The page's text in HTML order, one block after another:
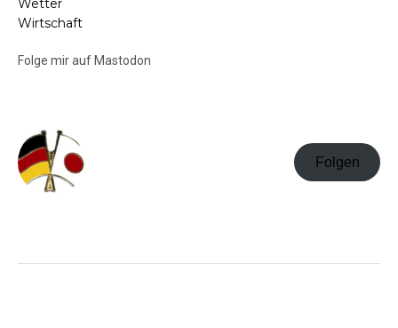
Wetter
Wirtschaft
Folge mir auf Mastodon
Folgen